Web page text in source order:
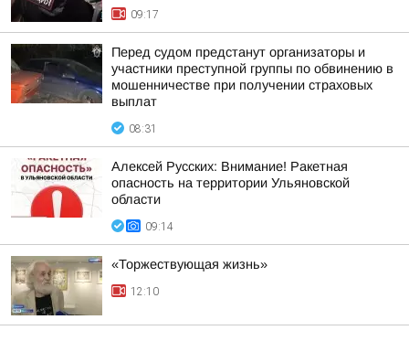
09:17
Перед судом предстанут организаторы и
участники преступной группы по обвинению в
мошенничестве при получении страховых
выплат
08:31
Алексей Русских: Внимание! Ракетная
опасность на территории Ульяновской
области
09:14
«Торжествующая жизнь»
12:10